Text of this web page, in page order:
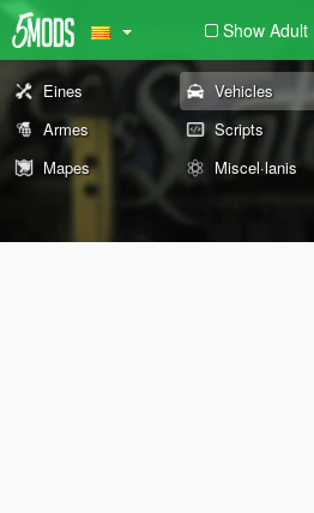
Show Adult
Eines Vehicles
Armes
Scripts
Mapes
Miscel·lanis